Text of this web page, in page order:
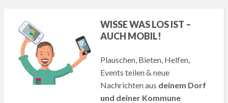
WISSE WAS LOS IST –
AUCH MOBIL!
Plauschen, Bieten, Helfen,
Events teilen & neue
Nachrichten aus deinem Dorf
und deiner Kommune